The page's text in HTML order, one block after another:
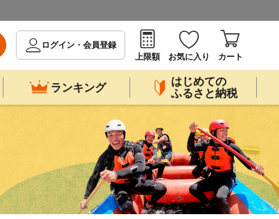
ログイン・会員登録
上限額
お気に入り カート
ランキング
はじめての
ふるさと納税